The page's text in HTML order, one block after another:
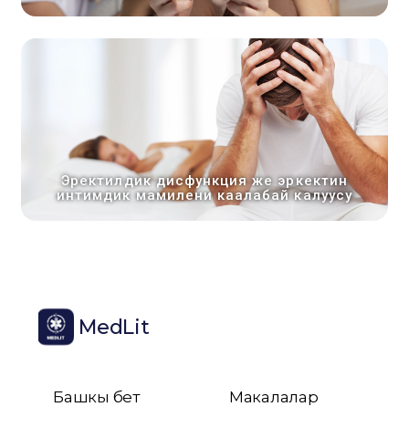
Эректилдик дисфункция же эркектин
интимдик мамилени каалабай калуусу
MedLit
Башкы бет Макалалар